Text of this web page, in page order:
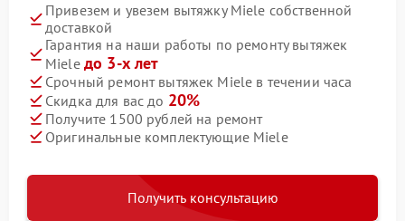
Привезем и увезем вытяжку Miele собственной
доставкой
Гарантия на наши работы по ремонту вытяжек
Miele до 3-х лет
Срочный ремонт вытяжек Miele в течении часа
Скидка для вас до 20%
Получите 1500 рублей на ремонт
Оригинальные комплектующие Miele
Получить консультацию